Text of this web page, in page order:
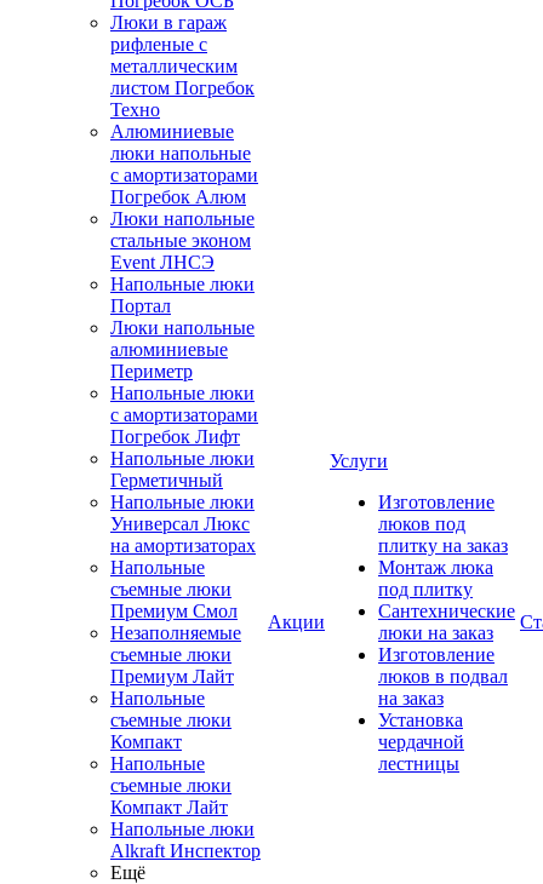
Люки в гараж
рифленые с
металлическим
листом Погребок
Техно
Алюминиевые
люки напольные
с амортизаторами
Погребок Алюм
Люки напольные
стальные эконом
Event ЛНСЭ
Напольные люки
Портал
Люки напольные
алюминиевые
Периметр
Напольные люки
с амортизаторами
Погребок Лифт
Напольные люки
Герметичный
Напольные люки
Универсал Люкс
на амортизаторах
Напольные
съемные люки
Премиум Смол
Незаполняемые
съемные люки
Премиум Лайт
Напольные
съемные люки
Компакт
Напольные
съемные люки
Компакт Лайт
Напольные люки
Alkraft Инспектор
Ещё
Акции
Услуги
Изготовление
люков под
плитку на заказ
Монтаж люка
под плитку
Сантехнические
люки на заказ
Изготовление
люков в подвал
на заказ
Установка
чердачной
лестницы